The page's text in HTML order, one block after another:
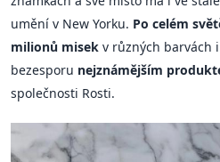
umění v New Yorku. Po celém
milionů misek v různých barvách
bezesporu nejznámějším
společnosti Rosti.